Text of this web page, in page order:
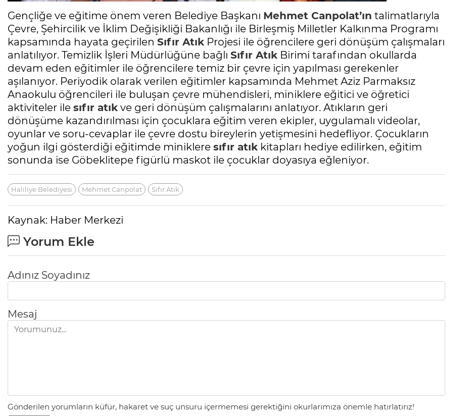
Gençliğe ve eğitime önem veren Belediye Başkanı Mehmet Canpolat’ın talimatlarıyla
Çevre, Şehircilik ve İklim Değişikliği Bakanlığı ile Birleşmiş Milletler Kalkınma Programı
kapsamında hayata geçirilen Sıfır Atık Projesi ile öğrencilere geri dönüşüm çalışmaları
anlatılıyor. Temizlik İşleri Müdürlüğüne bağlı Sıfır Atık Birimi tarafından okullarda
devam eden eğitimler ile öğrencilere temiz bir çevre için yapılması gerekenler
aşılanıyor. Periyodik olarak verilen eğitimler kapsamında Mehmet Aziz Parmaksız
Anaokulu öğrencileri ile buluşan çevre mühendisleri, miniklere eğitici ve öğretici
aktiviteler ile sıfır atık ve geri dönüşüm çalışmalarını anlatıyor. Atıkların geri
dönüşüme kazandırılması için çocuklara eğitim veren ekipler, uygulamalı videolar,
oyunlar ve soru-cevaplar ile çevre dostu bireylerin yetişmesini hedefliyor. Çocukların
yoğun ilgi gösterdiği eğitimde miniklere sıfır atık kitapları hediye edilirken, eğitim
sonunda ise Göbeklitepe figürlü maskot ile çocuklar doyasıya eğleniyor.
Haliliye Belediyesi Mehmet Canpolat Sıfır Atık
Kaynak: Haber Merkezi
Yorum Ekle
Adınız Soyadınız
Mesaj
Gönderilen yorumların küfür, hakaret ve suç unsuru içermemesi gerektiğini okurlarımıza önemle hatırlatırız!